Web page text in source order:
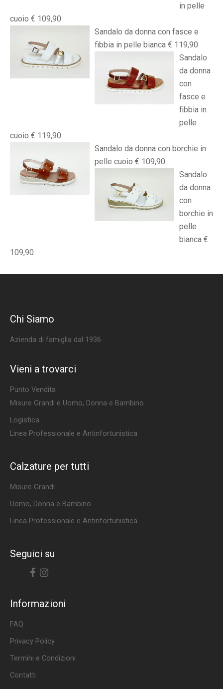
in pelle
cuoio € 109,90
Sandalo da donna con fasce e
fibbia in pelle bianca € 119,90
Sandalo
da donna
con
fasce e
fibbia in
pelle
cuoio € 119,90
Sandalo da donna con borchie in
pelle cuoio € 109,90
Sandalo
da donna
con
borchie in
pelle
bianca €
109,90
Chi Siamo
Azienda di famiglia dal 1936
Vieni a trovarci
Punto Vendita
Misure Grandi e Uomo, Donna e Bambino
Logistica
Linea Professionale e Antinfortunistica
Calzature per tutti
Misure Grandi
Uomo, Donna e Bambino
Linea Professionale e Antinfortunistica
Seguici su
Informazioni
FAQ
Privacy Policy
Termini e Condizioni
Contatti